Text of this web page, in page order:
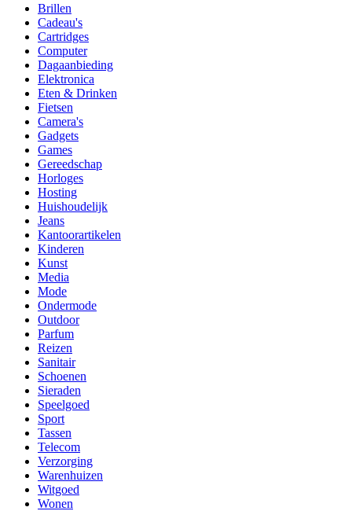
Brillen
Cadeau's
Cartridges
Computer
Dagaanbieding
Elektronica
Eten & Drinken
Fietsen
Camera's
Gadgets
Games
Gereedschap
Horloges
Hosting
Huishoudelijk
Jeans
Kantoorartikelen
Kinderen
Kunst
Media
Mode
Ondermode
Outdoor
Parfum
Reizen
Sanitair
Schoenen
Sieraden
Speelgoed
Sport
Tassen
Telecom
Verzorging
Warenhuizen
Witgoed
Wonen